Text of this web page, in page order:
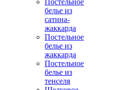
Постельное
белье из
сатина-
жаккарда
Постельное
белье из
жаккарда
Постельное
белье из
тенселя